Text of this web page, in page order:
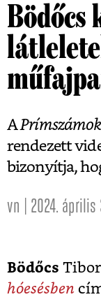
APrímszámok
rendezett
bizonyítja,
vn | 2024. április
Bödőcs
hóesésben